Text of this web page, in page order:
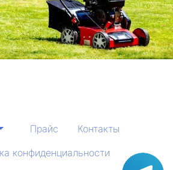
Прайс
Контакты
конфиденциальности